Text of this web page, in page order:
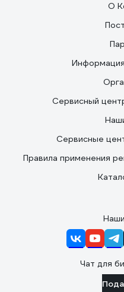
О
Сервисный
Сервисные
Правила применения
Чат для